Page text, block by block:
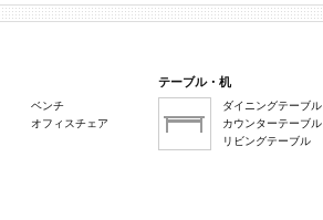
ベンチ
オフィスチェア
テーブル・机
ダイニングテーブル
カウンターテーブル
リビングテーブル